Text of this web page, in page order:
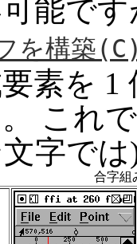
能です
を構築(C
素を 1
これ
字で
合字組